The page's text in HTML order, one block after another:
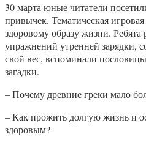
30 марта юные читатели
привычек. Тематическая
здоровому образу жизни. Ребята
упражнений утренней зарядки,
свой вес, вспоминали
загадки.
– Почему древние греки мало
– Как прожить долгую жизнь и
здоровым?